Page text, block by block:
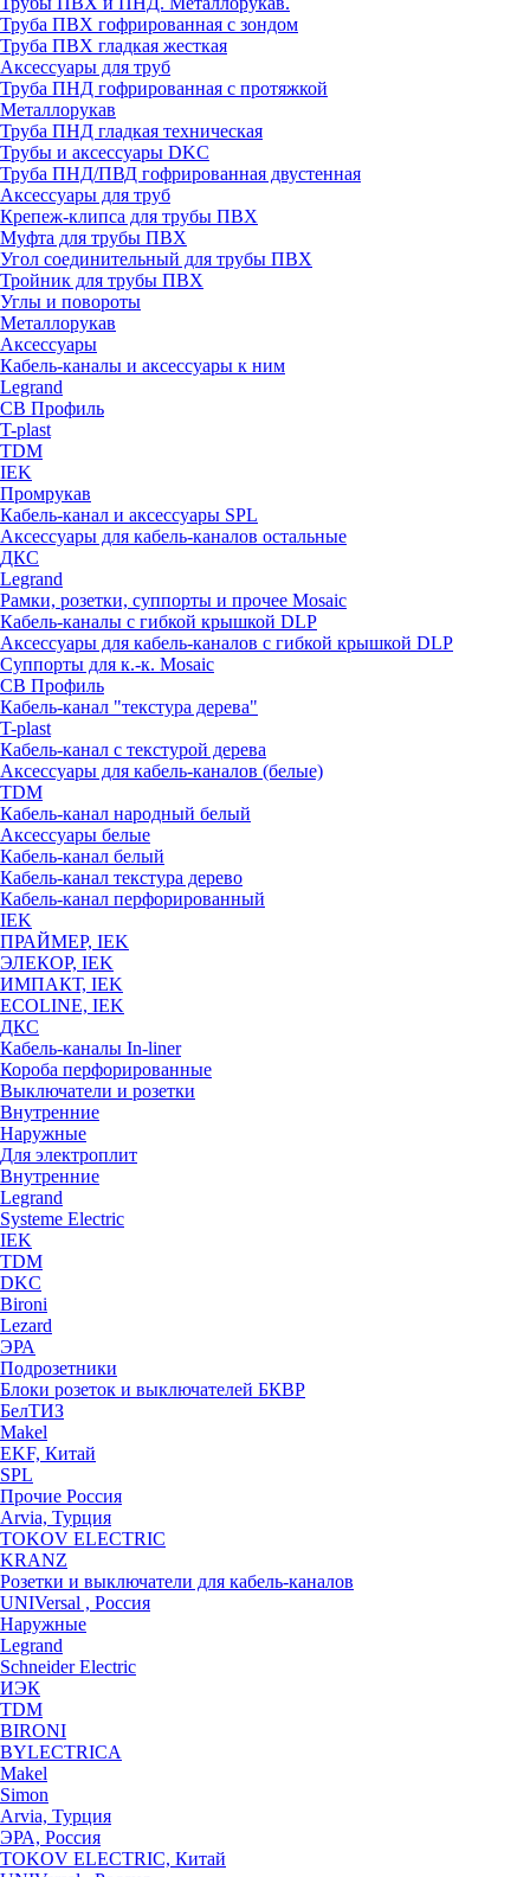
Труба ПВХ гофрированная с зондом
Труба ПВХ гладкая жесткая
Аксессуары для труб
Труба ПНД гофрированная с протяжкой
Металлорукав
Труба ПНД гладкая техническая
Трубы и аксессуары DKC
Труба ПНД/ПВД гофрированная двустенная
Аксессуары для труб
Крепеж-клипса для трубы ПВХ
Муфта для трубы ПВХ
Угол соединительный для трубы ПВХ
Тройник для трубы ПВХ
Углы и повороты
Металлорукав
Аксессуары
Кабель-каналы и аксессуары к ним
Legrand
СВ Профиль
T-plast
TDM
IEK
Промрукав
Кабель-канал и аксессуары SPL
Аксессуары для кабель-каналов остальные
ДКС
Legrand
Рамки, розетки, суппорты и прочее Mosaic
Кабель-каналы с гибкой крышкой DLP
Аксессуары для кабель-каналов с гибкой крышкой DLP
Суппорты для к.-к. Mosaic
СВ Профиль
Кабель-канал "текстура дерева"
T-plast
Кабель-канал с текстурой дерева
Аксессуары для кабель-каналов (белые)
TDM
Кабель-канал народный белый
Аксессуары белые
Кабель-канал белый
Кабель-канал текстура дерево
Кабель-канал перфорированный
IEK
ПРАЙМЕР, IEK
ЭЛЕКОР, IEK
ИМПАКТ, IEK
ECOLINE, IEK
ДКС
Кабель-каналы In-liner
Короба перфорированные
Выключатели и розетки
Внутренние
Наружные
Для электроплит
Внутренние
Legrand
Systeme Electric
IEK
TDM
DKC
Bironi
Lezard
ЭРА
Подрозетники
Блоки розеток и выключателей БКВР
БелТИЗ
Makel
EKF, Китай
SPL
Прочие Россия
Arvia, Турция
TOKOV ELECTRIC
KRANZ
Розетки и выключатели для кабель-каналов
UNIVersal , Россия
Наружные
Legrand
Schneider Electric
ИЭК
TDM
BIRONI
BYLECTRICA
Makel
Simon
Arvia, Турция
ЭРА, Россия
TOKOV ELECTRIC, Китай